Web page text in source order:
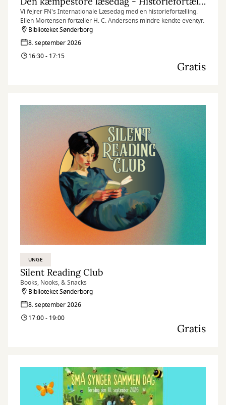
Vi fejrer FN's Internationale Læsedag med en historiefortælling.
Ellen Mortensen fortæller H. C. Andersens mindre kendte eventyr.
Biblioteket Sønderborg
8. september 2026
16:30 - 17:15
Gratis
UNGE
Silent Reading Club
Books, Nooks, & Snacks
Biblioteket Sønderborg
8. september 2026
17:00 - 19:00
Gratis